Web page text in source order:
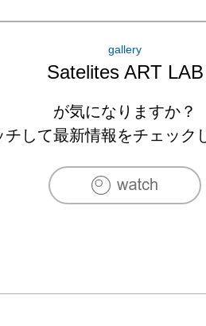
gallery
Satelites ART LAB
が気になりますか？
チして最新情報をチェック